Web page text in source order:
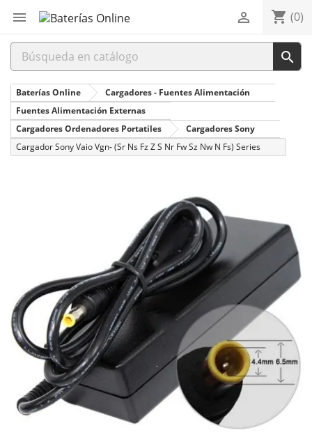
 shopping_cart (0)


Baterías Online
Cargadores - Fuentes Alimentación
Fuentes Alimentación Externas
Cargadores Ordenadores Portatiles
Cargadores Sony
Cargador Sony Vaio Vgn- (Sr Ns Fz Z S Nr Fw Sz Nw N Fs) Series